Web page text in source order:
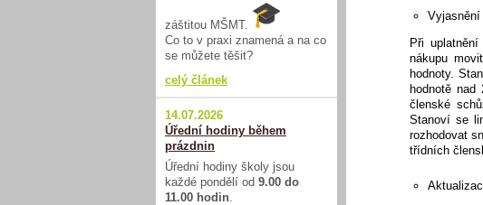
Vyjasnění
Při
nákupu
hodnoty.
hodnotě nad
členské
Stanoví se
rozhodovat
třídních
záštitou MŠMT.
Co to v praxi znamená a na co
se můžete těšit?
celý článek
14.07.2026
Úřední hodiny během
prázdnin
Úřední hodiny školy jsou
každé pondělí od 9.00 do
11.00 hodin